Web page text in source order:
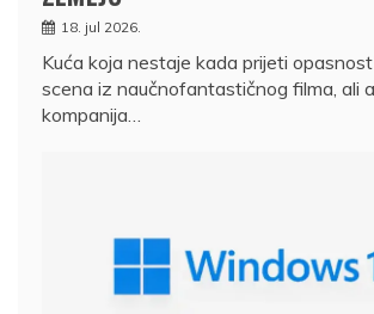
18. jul 2026.
Kuća koja nestaje kada prijeti
scena iz naučnofantastičnog filma, ali
kompanija…